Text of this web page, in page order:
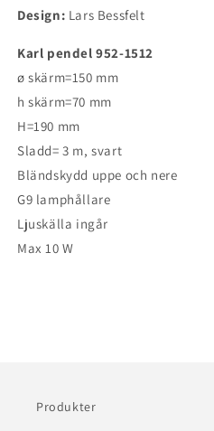
Design: Lars Bessfelt
Karl pendel 952-1512
ø skärm=150 mm
h skärm=70 mm
H=190 mm
Sladd= 3 m, svart
Bländskydd uppe och nere
G9 lamphållare
Ljuskälla ingår
Max 10 W
Produkter